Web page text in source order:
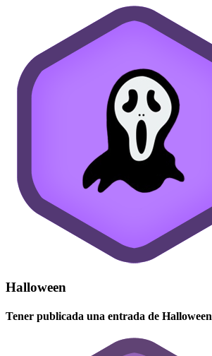
Halloween
Tener publicada una entrada de Halloween